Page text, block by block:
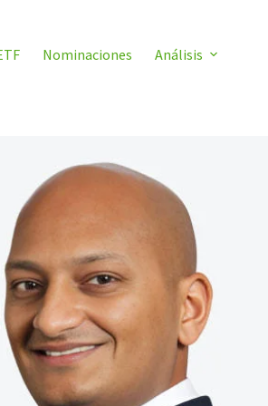
Nominaciones Análisis